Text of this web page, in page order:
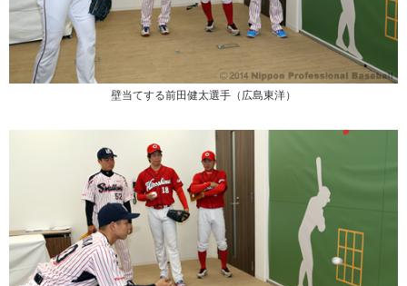
壁当てする前田健太選手（広島東洋）